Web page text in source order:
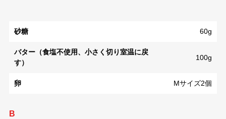
砂糖 60g
バター（食塩不使用、小さく切り室温に戻
す）
100g
卵 Mサイズ2個
B